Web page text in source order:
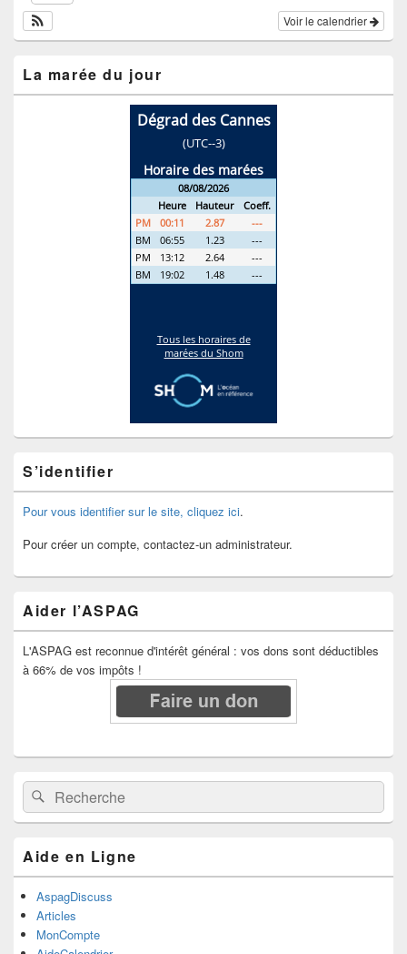
Voir le calendrier
La marée du jour
S’identifier
Pour vous identifier sur le site, cliquez ici.
Pour créer un compte, contactez-un administrateur.
Aider l’ASPAG
L'ASPAG est reconnue d'intérêt général : vos dons sont déductibles
à 66% de vos impôts !
Recherche :Rechercher
Aide en Ligne
AspagDiscuss
Articles
MonCompte